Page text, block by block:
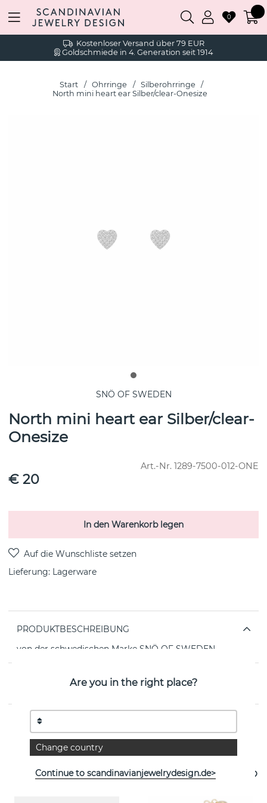
Kostenloser Versand über 79 EUR
Goldschmiede in 4. Generation seit 1914
0
Start Ohrringe
Silberohrringe
North mini heart ear Silber/clear-Onesize
SNÖ OF SWEDEN
North mini heart ear Silber/clear-
Onesize
Art.-Nr. 1289-7500-012-ONE
€ 20
In den Warenkorb legen
Lieferung: Lagerware
PRODUKTBESCHREIBUNG
von der schwedischen Marke SNÖ OF SWEDEN
EIGENSCHAFTEN
Weitere Artikel ansehen
Are you in the right place?
Change country
Continue to scandinavianjewelrydesign.de>